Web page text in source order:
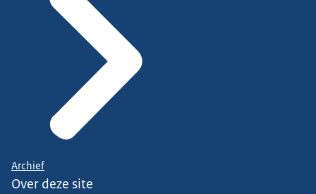
Archief
Over deze site